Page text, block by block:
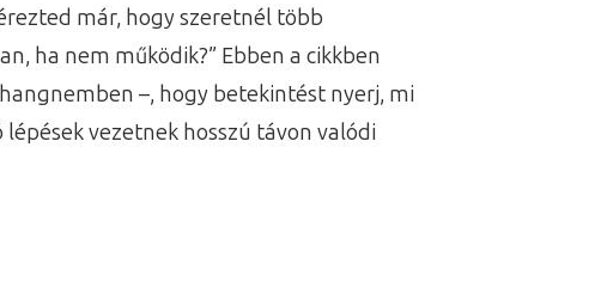
már, hogy szeretnél több
ha nem működik?” Ebben a cikkben
–, hogy betekintést nyerj, mi
vezetnek hosszú távon valódi